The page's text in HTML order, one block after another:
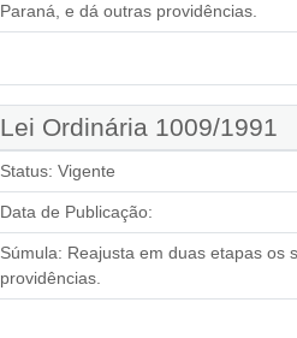
Paraná, e dá outras providências.
Lei Ordinária 1009/1991
Status: Vigente
Data de Publicação:
Súmula: Reajusta em duas etapas os
providências.